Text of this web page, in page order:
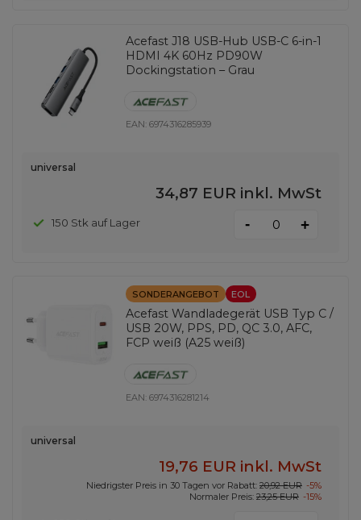
Acefast J18 USB-Hub USB-C 6-in-1
HDMI 4K 60Hz PD90W
Dockingstation – Grau
EAN:6974316285939
universal
34,87 EUR inkl. MwSt
150 Stk auf Lager - +
SONDERANGEBOT EOL
Acefast Wandladegerät USB Typ C /
USB 20W, PPS, PD, QC 3.0, AFC,
FCP weiß (A25 weiß)
EAN:6974316281214
universal
19,76 EUR inkl. MwSt
Niedrigster Preis in 30 Tagen vor Rabatt: 20,92 EUR -5%
Normaler Preis: 23,25 EUR -15%